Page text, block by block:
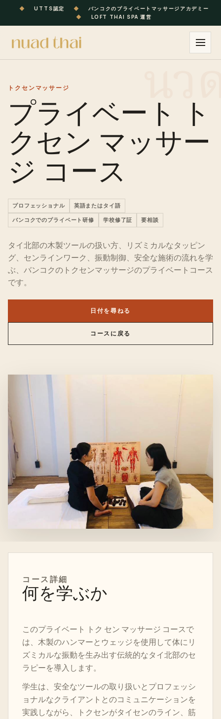
◆ UTTS認定 ◆
バンコクのプライベートマッサージアカデミー
◆
LOFT THAI SPA 運営
トクセンマッサージ
プライベート ト
クセン マッサー
ジ コース
プロフェッショナル 英語またはタイ語
バンコクでのプライベート研修 学校修了証 要相談
タイ北部の木製ツールの扱い方、リズミカルなタッピン
グ、センラインワーク、振動制御、安全な施術の流れを学
ぶ、バンコクのトクセンマッサージのプライベートコース
です。
日付を尋ねる
コースに戻る
コース詳細
何を学ぶか
このプライベート トク セン マッサージ コースで
は、木製のハンマーとウェッジを使用して体にリ
ズミカルな振動を生み出す伝統的なタイ北部のセ
ラピーを導入します。
学生は、安全なツールの取り扱いとプロフェッシ
ョナルなクライアントとのコミュニケーションを
実践しながら、トクセンがタイセンのライン、筋